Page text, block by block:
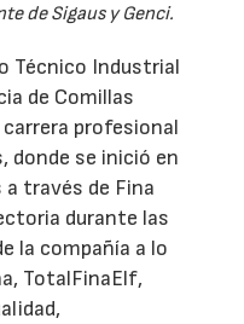
de Sigaus y Genci.
Técnico Industrial
de Comillas
profesional
donde se inició en
través de Fina
durante las
la compañía a lo
TotalFinaElf,